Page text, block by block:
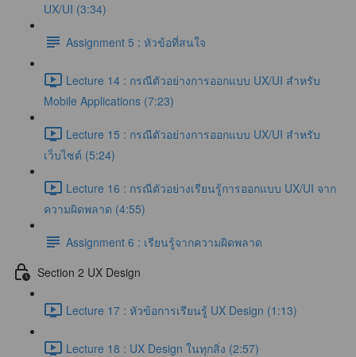
UX/UI (3:34)
Assignment 5 : หัวข้อที่สนใจ
Lecture 14 : กรณีตัวอย่างการออกแบบ UX/UI สำหรับ
Mobile Applications (7:23)
Lecture 15 : กรณีตัวอย่างการออกแบบ UX/UI สำหรับ
เว็บไซต์ (5:24)
Lecture 16 : กรณีตัวอย่างเรียนรู้การออกแบบ UX/UI จาก
ความผิดพลาด (4:55)
Assignment 6 : เรียนรู้จากความผิดพลาด
Section 2 UX Design
Lecture 17 : หัวข้อการเรียนรู้ UX Design (1:13)
Lecture 18 : UX Design ในทุกสิ่ง (2:57)